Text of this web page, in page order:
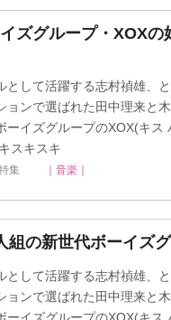
ズグループ・XOXの
として活躍する志村禎雄、
ョンで選ばれた田中理来と
ーイズグループのXOX(キス
スキスキ
集 ｜音楽｜
組の新世代ボーイズ
として活躍する志村禎雄、
ョンで選ばれた田中理来と